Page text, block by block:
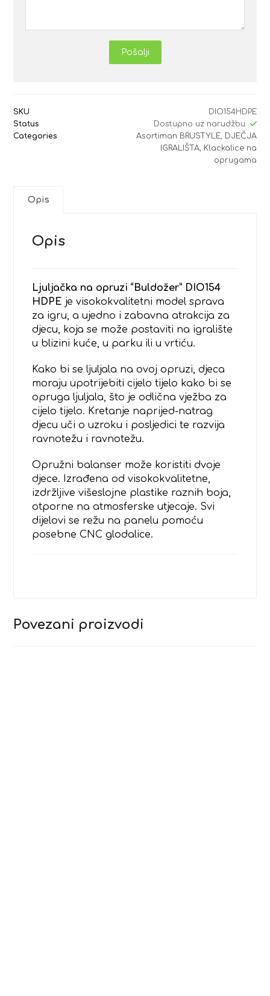
Pošalji
SKU
DIO154HDPE
Status
Dostupno uz narudžbu
Categories
Asortiman BRUSTYLE, DJEČJA
IGRALIŠTA, Klackalice na
oprugama
Opis
Opis
Ljuljačka na opruzi “Buldožer” DIO154
HDPE je visokokvalitetni model sprava
za igru, a ujedno i zabavna atrakcija za
djecu, koja se može postaviti na igralište
u blizini kuće, u parku ili u vrtiću.
Kako bi se ljuljala na ovoj opruzi, djeca
moraju upotrijebiti cijelo tijelo kako bi se
opruga ljuljala, što je odlična vježba za
cijelo tijelo. Kretanje naprijed-natrag
djecu uči o uzroku i posljedici te razvija
ravnotežu i ravnotežu.
Opružni balanser može koristiti dvoje
djece. Izrađena od visokokvalitetne,
izdržljive višeslojne plastike raznih boja,
otporne na atmosferske utjecaje. Svi
dijelovi se režu na panelu pomoću
posebne CNC glodalice.
Povezani proizvodi